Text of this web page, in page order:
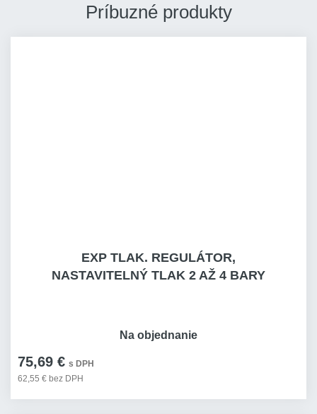
Príbuzné produkty
EXP TLAK. REGULÁTOR,
NASTAVITELNÝ TLAK 2 AŽ 4 BARY
75,69 € s DPH
62,55 € bez DPH
Na objednanie